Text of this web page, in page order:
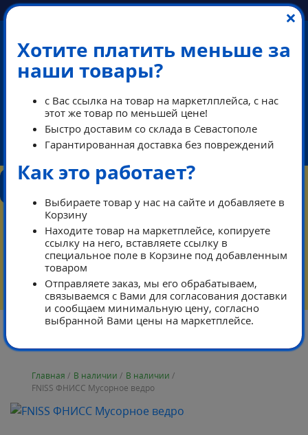
ПЕРЕЗВОНИМ В РАБОЧЕЕ ВРЕМЯ
ikeaDos@mail.ru
ТАРИФЫ
КОРЗИНА
Каталог
Контакты режим работы
Главная / В наличии / В наличии /
FNISS ФНИСС Мусорное ведро
×
Хотите платить меньше за
наши товары?
с Вас ссылка на товар на маркетлплейса, с нас
этот же товар по меньшей цене!
Быстро доставим со склада в Севастополе
Гарантированная доставка без повреждений
Как это работает?
Выбираете товар у нас на сайте и добавляете в
Корзину
Находите товар на маркетплейсе, копируете
ссылку на него, вставляете ссылку в
специальное поле в Корзине под добавленным
товаром
Отправляете заказ, мы его обрабатываем,
связываемся с Вами для согласования доставки
и сообщаем минимальную цену, согласно
выбранной Вами цены на маркетплейсе.